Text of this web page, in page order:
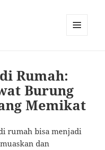
Rumah:
Burung
Memikat
rumah bisa menjadi
dan